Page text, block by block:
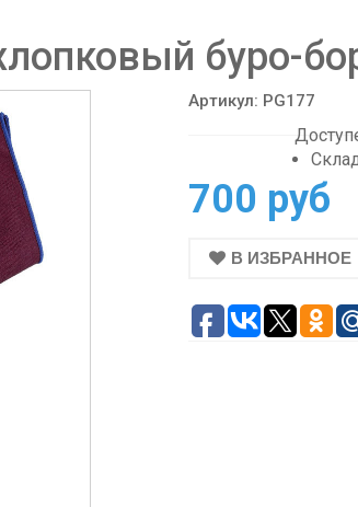
буро-
Артикул: PG177
700 руб
В ИЗБРАННОЕ